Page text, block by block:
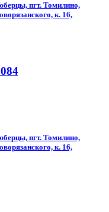
пгт. Томилино,
к. 16,
пгт. Томилино,
к. 16,